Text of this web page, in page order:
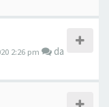
2:26 pm
da